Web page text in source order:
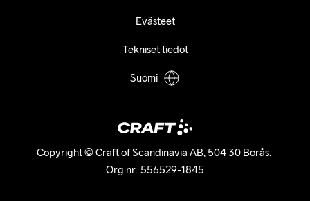
Copyright © Craft of Scandinavia AB, 504 30 Borås.
Org.nr: 556529-1845
Evästeet
Tekniset tiedot
Suomi